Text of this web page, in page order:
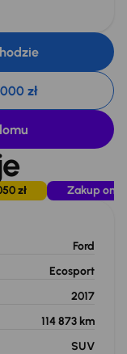
zł
zł Zakup
Ford
Ecosport
2017
114 873 km
SUV